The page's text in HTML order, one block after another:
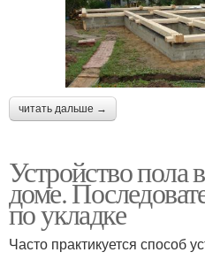
читать дальше →
Устройство пола
доме.
по укладке
Часто практикуется способ